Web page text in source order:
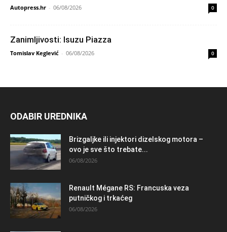
Autopress.hr - 06/08/2026 0
Zanimljivosti: Isuzu Piazza
Tomislav Keglević - 06/08/2026 0
ODABIR UREDNIKA
Brizgaljke ili injektori dizelskog motora –
ovo je sve što trebate...
06/08/2026
Renault Mégane RS: Francuska veza
putničkog i trkaćeg
06/08/2026